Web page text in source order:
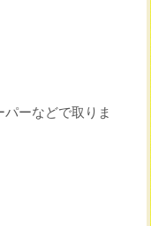
ーなどで取りま